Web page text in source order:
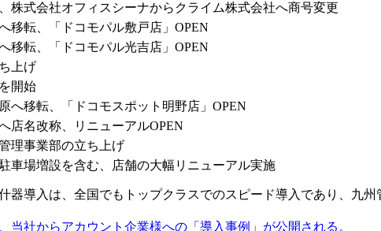
株式会社オフィスシーナからクライム株式会社へ商号変更
移転、「ドコモパル敷戸店」OPEN
移転、「ドコモパル光吉店」OPEN
上げ
開始
へ移転、「ドコモスポット明野店」OPEN
店名改称、リニューアルOPEN
理事業部の立ち上げ
車場増設を含む、店舗の大幅リニューアル実施
器導入は、全国でもトップクラスでのスピード導入であり、九州
当社からアカウント企業様への「導入事例」が公開される。